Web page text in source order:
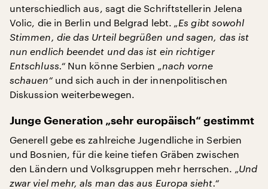
unterschiedlich aus, sagt die Schriftstellerin Jelena
Volic, die in Berlin und Belgrad lebt. „Es gibt sowohl
Stimmen, die das Urteil begrüßen und sagen, das ist
nun endlich beendet und das ist ein richtiger
Entschluss.“Nun könne Serbien „nach vorne
schauen“und sich auch in der innenpolitischen
Diskussion weiterbewegen.
Junge Generation „sehr europäisch“ gestimmt
Generell gebe es zahlreiche Jugendliche in Serbien
und Bosnien, für die keine tiefen Gräben zwischen
den Ländern und Volksgruppen mehr herrschen. „Und
zwar viel mehr, als man das aus Europa sieht.“